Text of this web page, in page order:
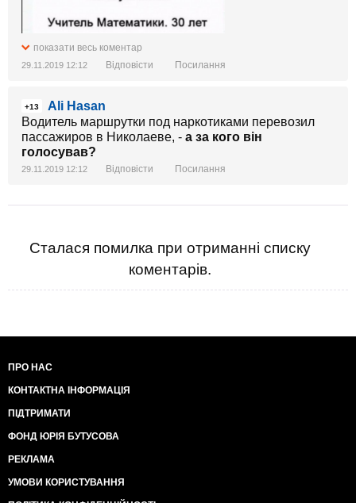
показати весь коментар
29.11.2019 12:12 Відповісти Посилання
+13
Ali Hasan
Водитель маршрутки под наркотиками перевозил
пассажиров в Николаеве, - а за кого він
голосував?
29.11.2019 12:12 Відповісти Посилання
Сталася помилка при отриманні списку
коментарів.
ПРО НАС
КОНТАКТНА ІНФОРМАЦІЯ
ПІДТРИМАТИ
ФОНД ЮРІЯ БУТУСОВА
РЕКЛАМА
УМОВИ КОРИСТУВАННЯ